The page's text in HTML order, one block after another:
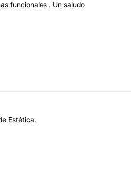
funcionales . Un saludo
Estética.